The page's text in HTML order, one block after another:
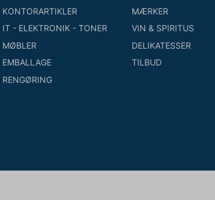
KONTORARTIKLER
IT - ELEKTRONIK - TONER
MØBLER
EMBALLAGE
RENGØRING
MÆRKER
VIN & SPIRITUS
DELIKATESSER
TILBUD